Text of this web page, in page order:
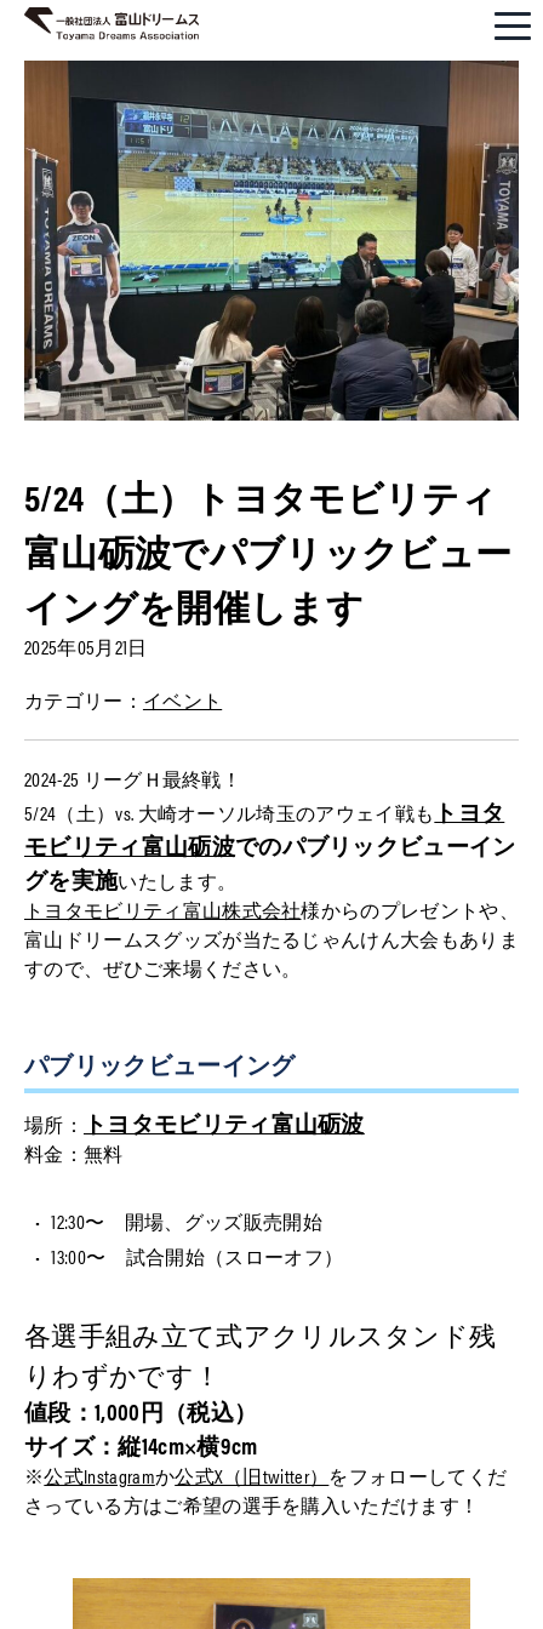
5/24（土）トヨタモビリティ
富山砺波でパブリックビュー
イングを開催します
2025年05月21日
カテゴリー： イベント
2024-25 リーグＨ最終戦！
5/24（土）vs. 大崎オーソル埼玉のアウェイ戦も トヨタ
モビリティ富山砺波でのパブリックビューイン
グを実施いたします。
トヨタモビリティ富山株式会社様からのプレゼントや、
富山ドリームスグッズが当たるじゃんけん大会もありま
すので、ぜひご来場ください。
パブリックビューイング
場所： トヨタモビリティ富山砺波
料金：無料
12:30〜 開場、グッズ販売開始
13:00〜 試合開始（スローオフ）
各選手組み立て式アクリルスタンド残
りわずかです！
値段：1,000円（税込）
サイズ：縦14cm×横9cm
※公式Instagramか公式X（旧twitter） をフォローしてくだ
さっている方はご希望の選手を購入いただけます！